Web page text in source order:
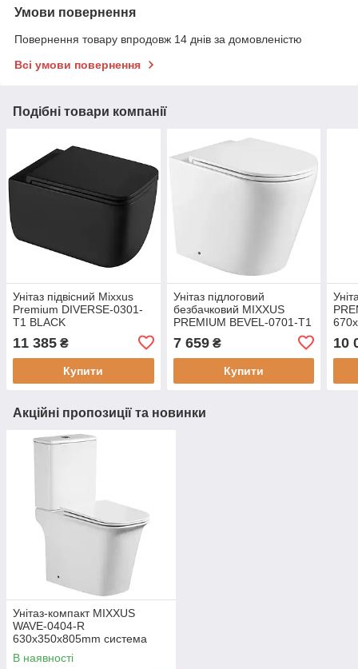
Умови повернення
Повернення товару впродовж 14 днів за домовленістю
Всі умови повернення
Подібні товари компанії
Унітаз підвісний Mixxus
Premium DIVERSE-0301-
T1 BLACK
530х365х373mm, система
змиву TORNADO 1.0
(MP6600)
11 385 ₴
Купити
Унітаз підлоговий
безбачковий MIXXUS
PREMIUM BEVEL-0701-T1
580х365х430mm, система
змиву TORNADO 1.0
(MP6597)
7 659₴
Купити
10
Акційні пропозиції та новинки
Унітаз-компакт MIXXUS
WAVE-0404-R
630х350х805mm система
змиву RIMLESS (MI6692)
В наявності